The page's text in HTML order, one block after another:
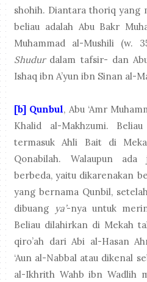
shohih. Diantara thoriq yang
beliau adalah Abu Bakr
Muhammad al-Mushili (w.
Shudur dalam tafsir- dan
Ishaq ibn A’yun ibn Sinan al-
[b] Qunbul, Abu ‘Amr
Khalid al-Makhzumi.
termasuk Ahli Bait di
Qonabilah. Walaupun
berbeda, yaitu dikarenakan
yang bernama Qunbil,
dibuang
ya’-nya untuk
Beliau dilahirkan di Mekah
qiro’ah dari Abi al-Hasan
‘Aun al-Nabbal atau dikenal
al-Ikhrith Wahb ibn Wadlih